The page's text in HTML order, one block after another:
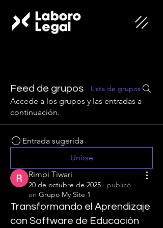
Feed de grupos Lista de grupos
Accede a los grupos y las entradas a
continuación.
Entrada sugerida
Unirse
Rimpi Tiwari
20 de octubre de 2025 · publicó
en Grupo My Site 1
Transformando el Aprendizaje
con Software de Educación